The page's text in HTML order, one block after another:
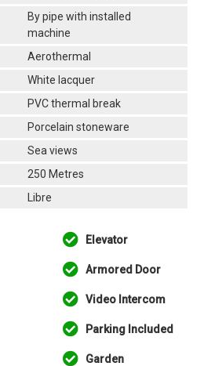
By pipe with installed
machine
Aerothermal
White lacquer
PVC thermal break
Porcelain stoneware
Sea views
250 Metres
Libre
Elevator
Armored Door
Video Intercom
Parking Included
Garden